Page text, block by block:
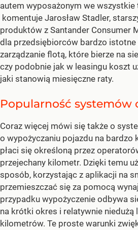
autem wyposażonym we
komentuje Jarosław Stadler,
produktów z Santander Consumer
dla przedsiębiorców bardzo istotne
zarządzanie flotą, które bierze na
czy podobnie jak w leasingu koszt
jaki stanowią miesięczne raty.
Popularność systemów
Coraz więcej mówi się także o
o wypożyczaniu pojazdu na bardzo
płaci się określoną przez
przejechany kilometr. Dzięki temu
sposób, korzystając z aplikacji na
przemieszczać się za pomocą
przypadku wypożyczenie odbywa
na krótki okres i relatywnie niedużą
kilometrów. Te proste warunki